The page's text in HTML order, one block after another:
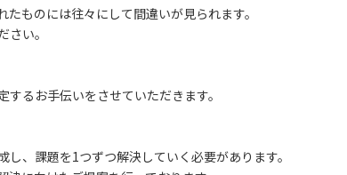
ものには往々にして間違いが見られます。
い。
るお手伝いをさせていただきます。
、課題を1つずつ解決していく必要があります。